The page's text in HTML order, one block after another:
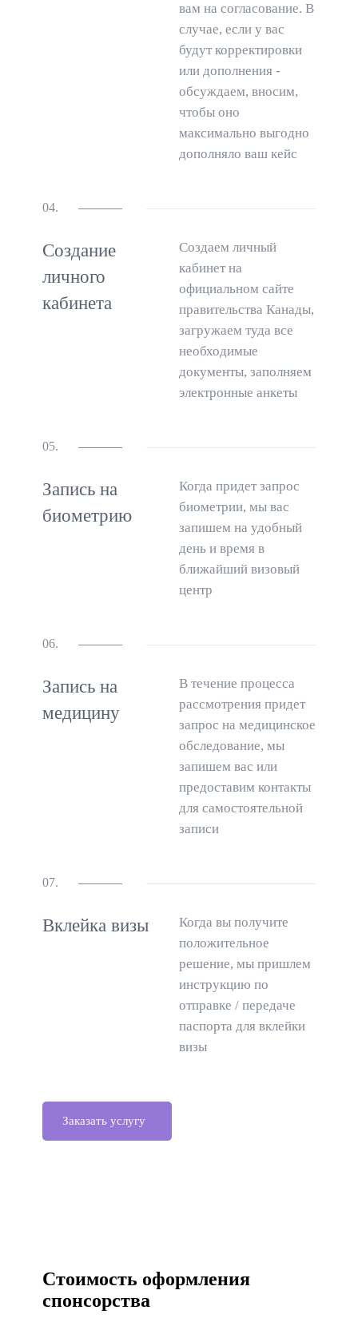
вам на согласование. В
случае, если у вас
будут корректировки
или дополнения -
обсуждаем, вносим,
чтобы оно
максимально выгодно
дополняло ваш кейс
04.
Создание
личного
кабинета
Создаем личный
кабинет на
официальном сайте
правительства Канады,
загружаем туда все
необходимые
документы, заполняем
электронные анкеты
05.
Запись на
биометрию
Когда придет запрос
биометрии, мы вас
запишем на удобный
день и время в
ближайший визовый
центр
06.
Запись на
медицину
В течение процесса
рассмотрения придет
запрос на медицинское
обследование, мы
запишем вас или
предоставим контакты
для самостоятельной
записи
07.
Вклейка визы
Когда вы получите
положительное
решение, мы пришлем
инструкцию по
отправке / передаче
паспорта для вклейки
визы
Заказать услугу
Стоимость оформления
спонсорства